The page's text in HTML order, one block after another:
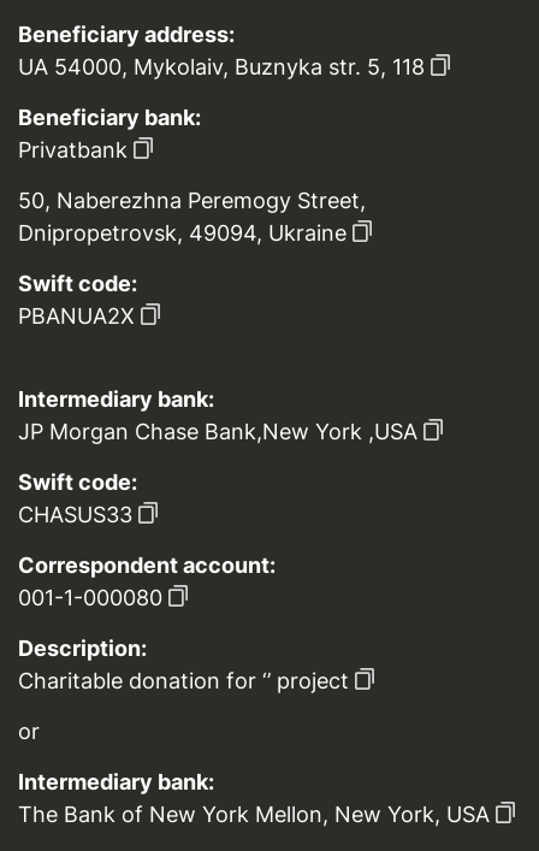
Beneficiary address:
UA 54000, Mykolaiv, Buznyka str. 5, 118
Beneficiary bank:
Privatbank
50, Naberezhna Peremogy Street,
Dnipropetrovsk, 49094, Ukraine
Swift code:
PBANUA2X
Intermediary bank:
JP Morgan Chase Bank,New York ,USA
Swift code:
CHASUS33
Correspondent account:
001-1-000080
Description:
Charitable donation for ‘’ project
or
Intermediary bank:
The Bank of New York Mellon, New York, USA